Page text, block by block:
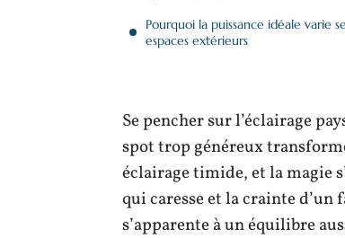
Pourquoi la puissance idéale varie
espaces extérieurs
Se pencher sur l’éclairage
spot trop généreux
éclairage timide, et la magie
qui caresse et la crainte d’un
s’apparente à un équilibre